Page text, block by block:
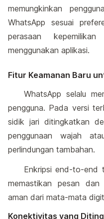
memungkinkan
WhatsApp sesuai
perasaan
menggunakan aplikasi.
Fitur Keamanan Baru
WhatsApp selalu
pengguna. Pada versi
sidik jari ditingkatkan
penggunaan wajah
perlindungan tambahan.
Enkripsi end-to-end
memastikan pesan
aman dari mata-mata
Konektivitas yang